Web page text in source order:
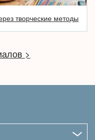
творческие методы
>